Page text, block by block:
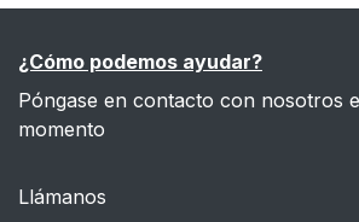
¿Cómo podemos ayudar?
Póngase en contacto con nosotros
momento
Llámanos